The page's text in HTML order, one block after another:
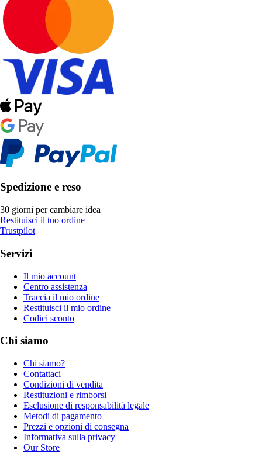
Spedizione e reso
30 giorni per cambiare idea
Restituisci il tuo ordine
Trustpilot
Servizi
Il mio account
Centro assistenza
Traccia il mio ordine
Restituisci il mio ordine
Codici sconto
Chi siamo
Chi siamo?
Contattaci
Condizioni di vendita
Restituzioni e rimborsi
Esclusione di responsabilità legale
Metodi di pagamento
Prezzi e opzioni di consegna
Informativa sulla privacy
Our Store